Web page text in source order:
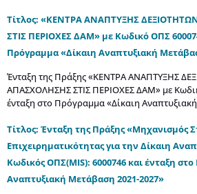
Τίτλος: «ΚΕΝΤΡΑ ΑΝΑΠΤΥΞΗΣ
ΣΤΙΣ ΠΕΡΙΟΧΕΣ ΔΑΜ» με Κωδικό ΟΠΣ
Πρόγραμμα «Δίκαιη Αναπτυξιακή
Ένταξη της Πράξης «ΚΕΝΤΡΑ ΑΝΑΠΤΥΞΗΣ
ΑΠΑΣΧΟΛΗΣΗΣ ΣΤΙΣ ΠΕΡΙΟΧΕΣ ΔΑΜ» με
ένταξη στο Πρόγραμμα «Δίκαιη
Τίτλος: Ένταξη της Πράξης «Μηχανισμός
Επιχειρηματικότητας για την Δίκαιη
Κωδικός ΟΠΣ(MIS): 6000746 και ένταξη
Αναπτυξιακή Μετάβαση 2021-2027»